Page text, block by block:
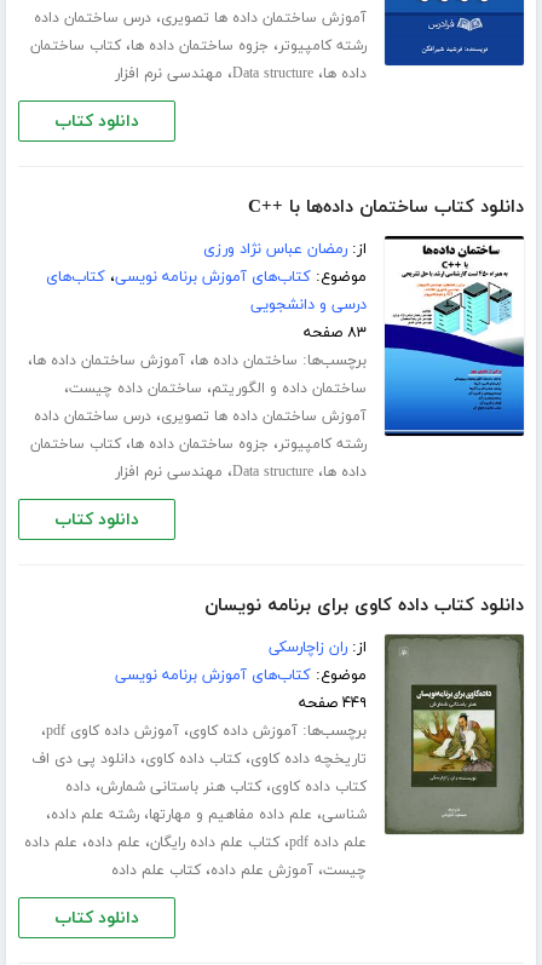
آموزش ساختمان داده ها تصویری،درس ساختمان داده
رشته کامپیوتر، جزوه ساختمان داده ها،کتاب ساختمان
داده ها،Data structure، مهندسی نرم افزار
دانلود کتاب
دانلود کتاب ساختمان داده‌ها با ++C
از:رمضان عباس نژاد ورزی
موضوع:کتاب‌های آموزش برنامه نویسی،کتاب‌های
درسی و دانشجویی
۸۳ صفحه
برچسب‌ها: ساختمان داده ها،آموزش ساختمان داده ها،
ساختمان داده و الگوریتم، ساختمان داده چیست،
آموزش ساختمان داده ها تصویری،درس ساختمان داده
رشته کامپیوتر، جزوه ساختمان داده ها،کتاب ساختمان
داده ها،Data structure، مهندسی نرم افزار
دانلود کتاب
دانلود کتاب داده کاوی برای برنامه نویسان
از:ران زاچارسکی
موضوع:کتاب‌های آموزش برنامه نویسی
۴۴۹ صفحه
برچسب‌ها:آموزش داده کاوی،آموزش داده کاوی pdf ،
تاریخچه داده کاوی،کتاب داده کاوی،دانلود پی دی اف
کتاب داده کاوی،کتاب هنر باستانی شمارش،داده
شناسی، علم داده مفاهیم و مهارتها،رشته علم داده،
علم داده pdf ،کتاب علم داده رایگان، علم داده، علم داده
چیست،آموزش علم داده،کتاب علم داده
دانلود کتاب